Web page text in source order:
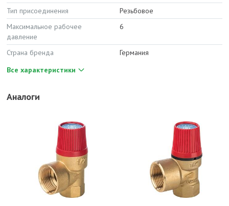
Тип присоединения
Резьбовое
Максимальное рабочее
давление
6
Страна бренда
Германия
Все характеристики
Аналоги